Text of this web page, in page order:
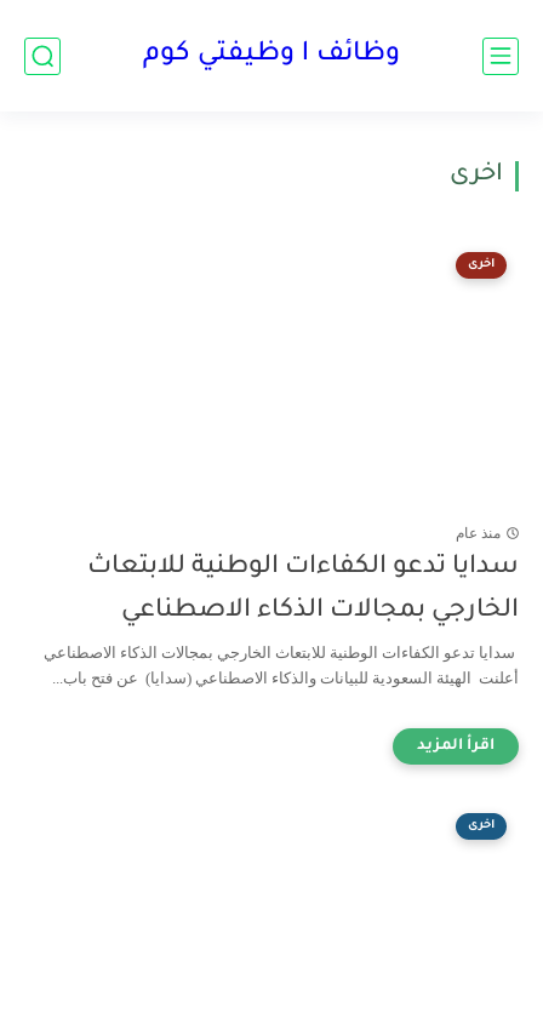
وظائف l وظيفتي كوم
اخرى
اخرى
منذ عام
سدايا تدعو الكفاءات الوطنية للابتعاث
الخارجي بمجالات الذكاء الاصطناعي
سدايا تدعو الكفاءات الوطنية للابتعاث الخارجي بمجالات الذكاء الاصطناعي
أعلنت الهيئة السعودية للبيانات والذكاء الاصطناعي (سدايا) عن فتح باب...
اخرى